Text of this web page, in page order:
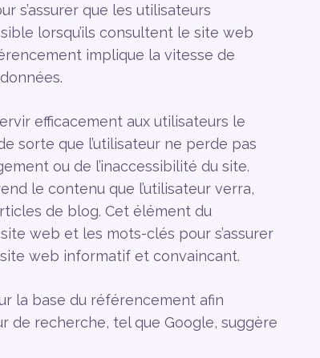
s’assurer que les utilisateurs
lorsqu’ils consultent le site web
implique la vitesse de
efficacement aux utilisateurs le
sorte que l’utilisateur ne perde pas
ou de l’inaccessibilité du site.
le contenu que l’utilisateur verra,
de blog. Cet élément du
web et les mots-clés pour s’assurer
web informatif et convaincant.
la base du référencement afin
de recherche, tel que Google, suggère